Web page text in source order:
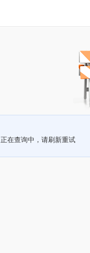
正在查询中，请刷新重试